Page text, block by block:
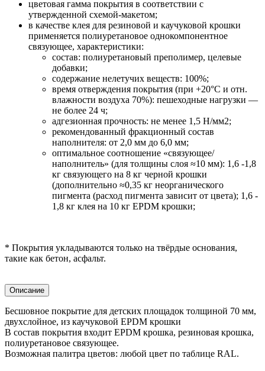
цветовая гамма покрытия в соответствии с
утвержденной схемой-макетом;
в качестве клея для резиновой и каучуковой крошки
применяется полиуретановое однокомпонентное
связующее, характеристики:
состав: полиуретановый преполимер, целевые
добавки;
содержание нелетучих веществ: 100%;
время отверждения покрытия (при +20°С и отн.
влажности воздуха 70%): пешеходные нагрузки —
не более 24 ч;
адгезионная прочность: не менее 1,5 Н/мм2;
рекомендованный фракционный состав
наполнителя: от 2,0 мм до 6,0 мм;
оптимальное соотношение «связующее/
наполнитель» (для толщины слоя ≈10 мм): 1,6 -1,8
кг связующего на 8 кг черной крошки
(дополнительно ≈0,35 кг неорганического
пигмента (расход пигмента зависит от цвета); 1,6 -
1,8 кг клея на 10 кг EPDM крошки;
* Покрытия укладываются только на твёрдые основания,
такие как бетон, асфальт.
Описание
Бесшовное покрытие для детских площадок толщиной 70 мм,
двухслойное, из каучуковой EPDM крошки
В состав покрытия входит EPDM крошка, резиновая крошка,
полиуретановое связующее.
Возможная палитра цветов: любой цвет по таблице RAL.